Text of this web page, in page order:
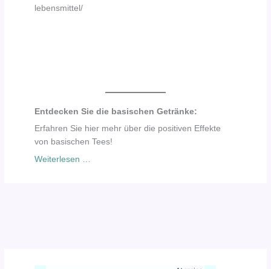
lebensmittel/
Entdecken Sie die basischen Getränke:
Erfahren Sie hier mehr über die positiven Effekte
von basischen Tees!
Weiterlesen …